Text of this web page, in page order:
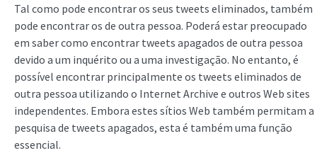
Tal como pode encontrar os seus tweets eliminados, também
pode encontrar os de outra pessoa. Poderá estar preocupado
em saber como encontrar tweets apagados de outra pessoa
devido a um inquérito ou a uma investigação. No entanto, é
possível encontrar principalmente os tweets eliminados de
outra pessoa utilizando o Internet Archive e outros Web sites
independentes. Embora estes sítios Web também permitam a
pesquisa de tweets apagados, esta é também uma função
essencial.